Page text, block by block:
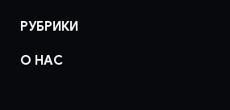
РУБРИКИ
О НАС